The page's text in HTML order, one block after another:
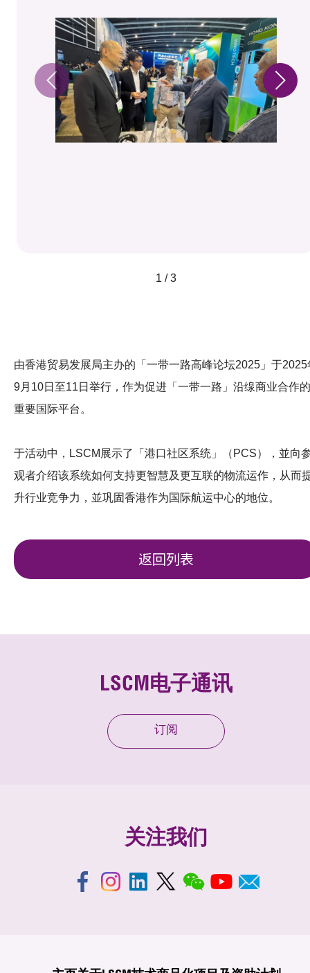
1 / 3
由香港贸易发展局主办的「一带一路高峰论坛2025」于2025
9月10日至11日举行，作为促进「一带一路」沿缐商业合作的
重要国际平台。
于活动中，LSCM展示了「港口社区系统」（PCS），並向
观者介绍该系统如何支持更智慧及更互联的物流运作，从而
升行业竞争力，並巩固香港作为国际航运中心的地位。
返回列表
LSCM电子通讯
订阅
关注我们